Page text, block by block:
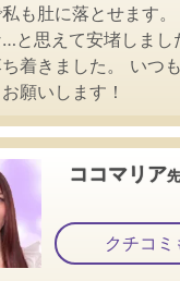
も肚に落とせます
と思えて安堵しま
着きました。 いつ
願いします！
ココマリア
クチコミ